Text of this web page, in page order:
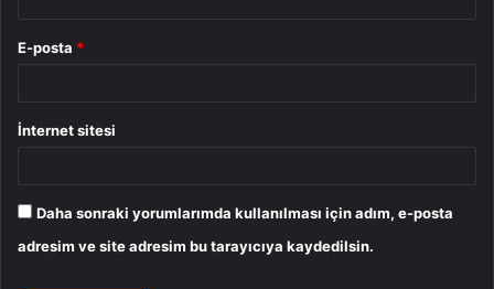
E-posta *
İnternet sitesi
Daha sonraki yorumlarımda kullanılması için adım, e-posta
adresim ve site adresim bu tarayıcıya kaydedilsin.